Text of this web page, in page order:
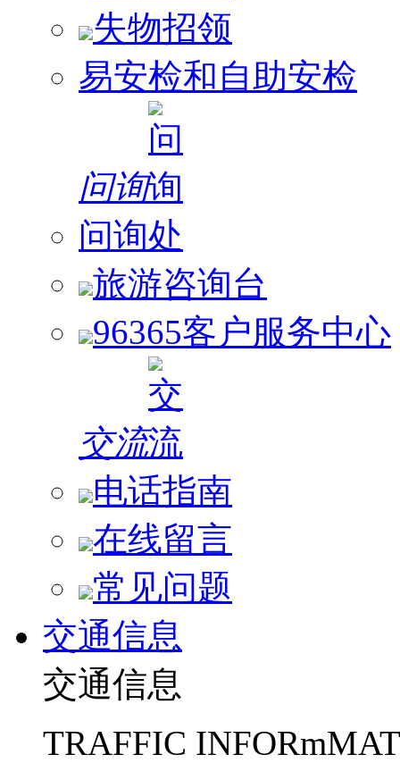
失物招领
易安检和自助安检
问询
问询处
旅游咨询台
96365客户服务中心
交流
电话指南
在线留言
常见问题
交通信息
交通信息
TRAFFIC